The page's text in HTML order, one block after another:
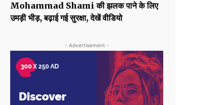
Mohammad Shami की झलक पाने के लिए
उमड़ी भीड़, बढ़ाई गई सुरक्षा, देखें वीडियो
- Advertisement -